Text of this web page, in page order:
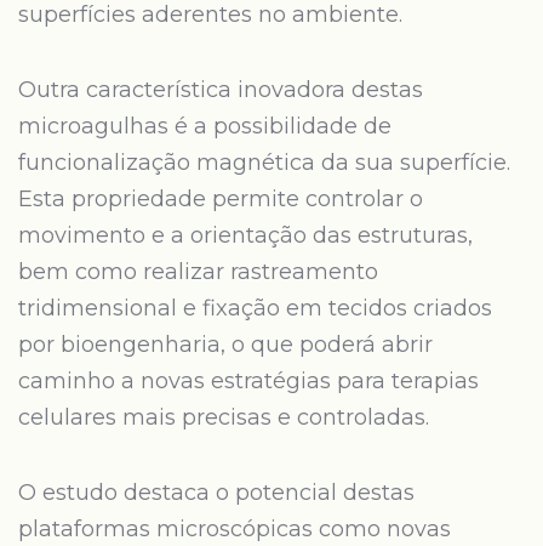
superfícies aderentes no ambiente.
Outra característica inovadora destas
microagulhas é a possibilidade de
funcionalização magnética da sua superfície.
Esta propriedade permite controlar o
movimento e a orientação das estruturas,
bem como realizar rastreamento
tridimensional e fixação em tecidos criados
por bioengenharia, o que poderá abrir
caminho a novas estratégias para terapias
celulares mais precisas e controladas.
O estudo destaca o potencial destas
plataformas microscópicas como novas